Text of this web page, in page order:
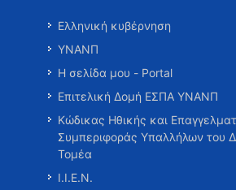
Ελληνική κυβέρνηση
ΥΝΑΝΠ
Η σελίδα μου - Portal
Επιτελική Δομή ΕΣΠΑ ΥΝΑΝΠ
Κώδικας Ηθικής και
Συμπεριφοράς Υπαλλήλων του
Τομέα
Ι.Ι.Ε.Ν.